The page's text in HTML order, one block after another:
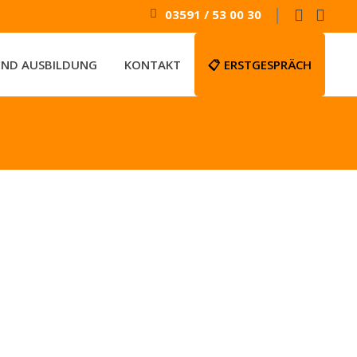
03591 / 53 00 30 |
AUSBILDUNG KONTAKT 📋 ERSTGESPRÄCH